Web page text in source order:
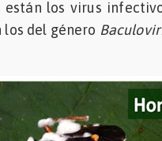
están los virus
los del género